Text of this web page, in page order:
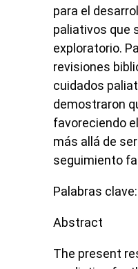
para el
paliativos que
exploratorio.
revisiones
cuidados
demostraron
favoreciendo
más allá de
seguimiento
Palabras clave:
Abstract
The present